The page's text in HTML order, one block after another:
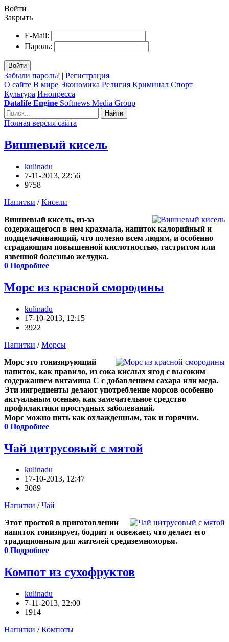
Войти
Закрыть
E-Mail:
Пароль:
Войти
Забыли пароль? | Регистрация
О сайте В мире Экономика Религия Криминал Спорт
Культура Инопресса
Datalife Engine Softnews Media Group
Найти
Полная версия сайта
Вишневый кисель
kulinadu
7-11-2013, 22:56
9758
Напитки /Кисели
Вишневый кисель, из-за
содержащегося в нем крахмала, напиток калорийный и
подщелачивающий, что полезно всем людям, и особенно
страдающим повышенной кислотностью, гастритом или
язвенной болезнью желудка.
0 Подробнее
Морс из красной смородины
kulinadu
17-10-2013, 12:15
3922
Напитки /Морсы
Морс это тонизирующий
напиток, как правило, из сока кислых ягод с высоким
содержанием витамина C с добавлением сахара или меда.
Эти ингредиенты делают употребление морсов особенно
актуальным осенью, как замечательное средство
профилактики простудных заболеваний.
Морс можно пить как охлажденным, так и горячим.
0 Подробнее
Чай цитрусовый с мятой
kulinadu
17-10-2013, 12:47
3089
Напитки /Чай
Этот простой в приготовлении
напиток тонизирует, бодрит и освежает, что делает его
традиционным для жителей средиземноморья.
0 Подробнее
Компот из сухофруктов
kulinadu
7-11-2013, 22:00
1914
Напитки /Компоты